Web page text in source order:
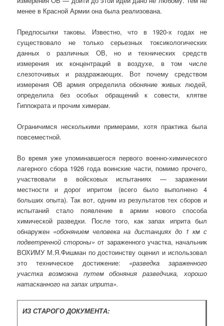
менее в Красной Армии она была реализована.
Предпосылки таковы. Известно, что в 1920-х годах не
существовало не только серьезных токсикологических
данных о различных ОВ, но и технических средств
измерения их концентраций в воздухе, в том числе
слезоточивых и раздражающих. Вот почему средством
измерения ОВ армия определила обоняние живых людей,
определила без особых обращений к совести, клятве
Гиппократа и прочим химерам.
Ограничимся несколькими примерами, хотя практика была
повсеместной.
Во время уже упоминавшегося первого военно-химического
лагерного сбора 1926 года воинские части, помимо прочего,
участвовали в войсковых испытаниях — заражении
местности и дорог ипритом (всего было выполнено 4
больших опыта). Так вот, одним из результатов тех сборов и
испытаний стало появление в армии нового способа
химической разведки. После того, как запах иприта был
обнаружен «обонянием человека на дистанциях до 1 км с
подветренной стороны»от зараженного участка, начальник
ВОХИМУ М.Я.Фишман по достоинству оценил и использовал
это техническое достижение: «разведка зараженного
участка возможна путем обоняния разведчика, хорошо
натасканного на запах иприта».
ИЗ СТАРОГО ДОКУМЕНТА: